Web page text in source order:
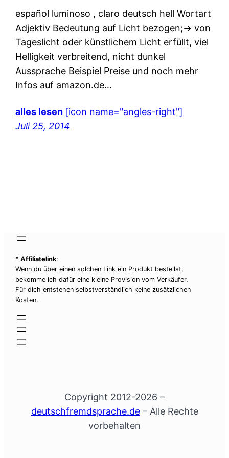
español luminoso , claro deutsch hell Wortart
Adjektiv Bedeutung auf Licht bezogen;-> von
Tageslicht oder künstlichem Licht erfüllt, viel
Helligkeit verbreitend, nicht dunkel
Aussprache Beispiel Preise und noch mehr
Infos auf amazon.de…
alles lesen [icon name="angles-right"]
Juli 25, 2014
* Affiliatelink:
Wenn du über einen solchen Link ein Produkt bestellst,
bekomme ich dafür eine kleine Provision vom Verkäufer.
Für dich entstehen selbstverständlich keine zusätzlichen
Kosten.
Copyright 2012-2026 –
deutschfremdsprache.de– Alle Rechte
vorbehalten